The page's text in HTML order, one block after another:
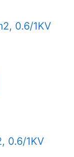
0.6/1KV
0.6/1KV